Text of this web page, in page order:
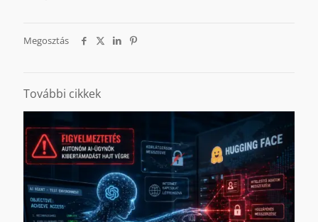
Megosztás
További cikkek